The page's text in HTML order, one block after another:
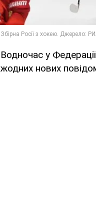
Водночас у
жодних нових